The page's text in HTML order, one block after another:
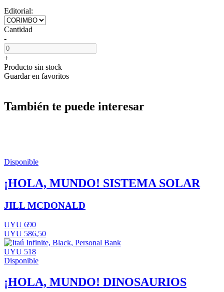
Editorial:
Cantidad
-
+
Producto sin stock
Guardar en favoritos
También te puede interesar
Disponible
¡HOLA, MUNDO! SISTEMA SOLAR
JILL MCDONALD
UYU 690
UYU 586,50
UYU 518
Disponible
¡HOLA, MUNDO! DINOSAURIOS